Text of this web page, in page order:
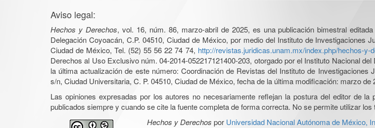
Aviso legal:
Hechos y Derechos, vol. 16, núm. 86, marzo-abril de 2025, es una publicación bimestral
Delegación Coyoacán, C.P. 04510, Ciudad de México, por medio del Instituto de Investigaciones
Ciudad de México, Tel. (52) 55 56 22 74 74, http://revistas.juridicas.unam.mx/index.php/hechos-y-
Derechos al Uso Exclusivo núm. 04-2014-052217121400-203, otorgado por el Instituto Nacional
la última actualización de este número: Coordinación de Revistas del Instituto de
s/n, Ciudad Universitaria, C. P. 04510, Ciudad de México, fecha de la última modificación: marzo de
Las opiniones expresadas por los autores no necesariamente reflejan la postura del editor de
publicados siempre y cuando se cite la fuente completa de forma correcta. No se permite utilizar
Hechos y Derechos por Universidad Nacional Autónoma de México,